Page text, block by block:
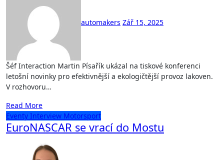
automakers Zář 15, 2025
Šéf Interaction Martin Písařík ukázal na tiskové konferenci
letošní novinky pro efektivnější a ekologičtější provoz lakoven.
V rozhovoru…
Read More
Eventy Interview Motorsport
EuroNASCAR se vrací do Mostu